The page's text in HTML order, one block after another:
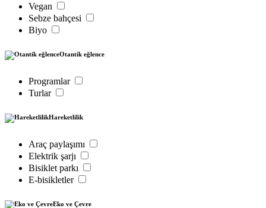
Vegan
Sebze bahçesi
Biyo
Otantik eğlence
Programlar
Turlar
Hareketlilik
Araç paylaşımı
Elektrik şarjı
Bisiklet parkı
E-bisikletler
Eko ve Çevre